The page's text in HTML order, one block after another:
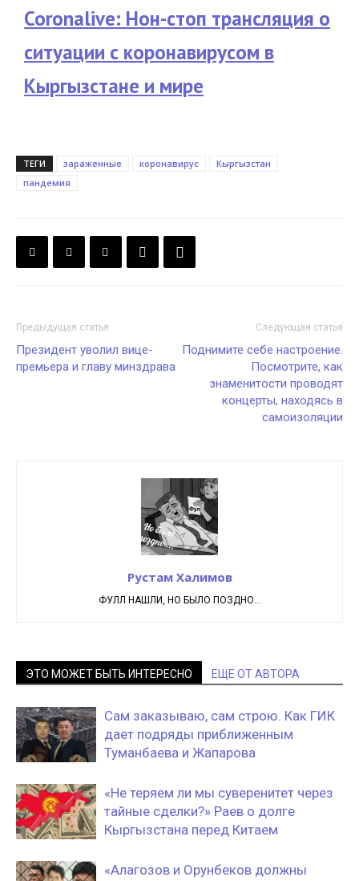
Coronalive: Нон-стоп трансляция о
ситуации с коронавирусом в
Кыргызстане и мире
ТЕГИ зараженные коронавирус
Кыргызстан
пандемия
Предыдущая статья
Президент уволил вице-
премьера и главу минздрава
Следующая статья
Поднимите себе настроение.
Посмотрите, как
знаменитости проводят
концерты, находясь в
самоизоляции
Рустам Халимов
ФУЛЛ НАШЛИ, НО БЫЛО ПОЗДНО...
ЭТО МОЖЕТ БЫТЬ ИНТЕРЕСНО ЕЩЕ ОТ АВТОРА
Сам заказываю, сам строю. Как ГИК
дает подряды приближенным
Туманбаева и Жапарова
«Не теряем ли мы суверенитет через
тайные сделки?» Раев о долге
Кыргызстана перед Китаем
«Алагозов и Орунбеков должны